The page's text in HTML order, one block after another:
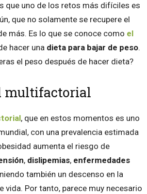
que uno de los retos más difíciles es
que no solamente se recupere el
más. Es lo que se conoce como el
hacer una dieta para bajar de peso.
el peso después de hacer dieta?
multifactorial
, que en estos momentos es uno
con una prevalencia estimada
aumenta el riesgo de
, dislipemias, enfermedades
también un descenso en la
vida. Por tanto, parece muy necesario